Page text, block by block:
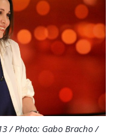
/ Photo: Gabo Bracho /